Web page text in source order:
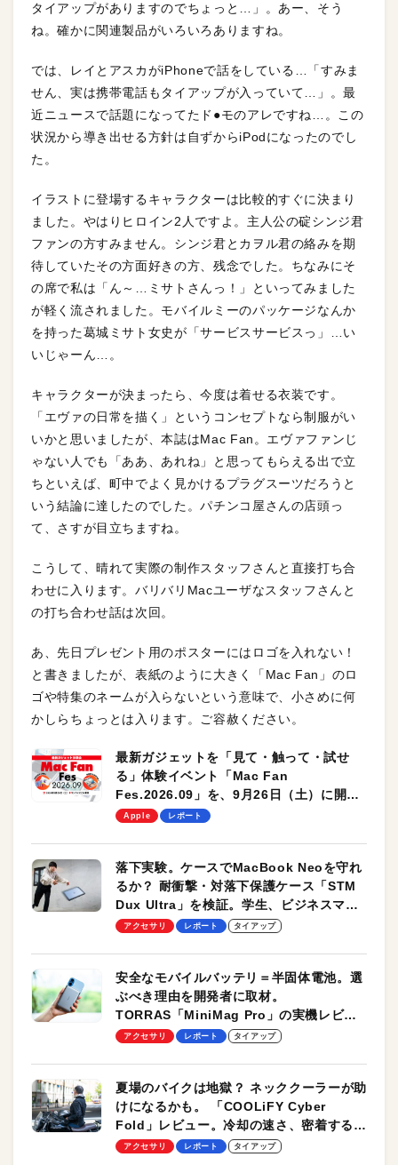
タイアップがありますのでちょっと…」。あー、そう
ね。確かに関連製品がいろいろありますね。
では、レイとアスカがiPhoneで話をしている…「すみま
せん、実は携帯電話もタイアップが入っていて…」。最
近ニュースで話題になってたド●モのアレですね…。この
状況から導き出せる方針は自ずからiPodになったのでし
た。
イラストに登場するキャラクターは比較的すぐに決まり
ました。やはりヒロイン2人ですよ。主人公の碇シンジ君
ファンの方すみません。シンジ君とカヲル君の絡みを期
待していたその方面好きの方、残念でした。ちなみにそ
の席で私は「ん～…ミサトさんっ！」といってみました
が軽く流されました。モバイルミーのパッケージなんか
を持った葛城ミサト女史が「サービスサービスっ」…い
いじゃーん…。
キャラクターが決まったら、今度は着せる衣装です。
「エヴァの日常を描く」というコンセプトなら制服がい
いかと思いましたが、本誌はMac Fan。エヴァファンじ
ゃない人でも「ああ、あれね」と思ってもらえる出で立
ちといえば、町中でよく見かけるプラグスーツだろうと
いう結論に達したのでした。パチンコ屋さんの店頭っ
て、さすが目立ちますね。
こうして、晴れて実際の制作スタッフさんと直接打ち合
わせに入ります。バリバリMacユーザなスタッフさんと
の打ち合わせ話は次回。
あ、先日プレゼント用のポスターにはロゴを入れない！
と書きましたが、表紙のように大きく「Mac Fan」のロ
ゴや特集のネームが入らないという意味で、小さめに何
かしらちょっとは入ります。ご容赦ください。
最新ガジェットを「見て・触って・試せ
る」体験イベント「Mac Fan
Fes.2026.09」を、9月26日（土）に開催
します！
Apple レポート
落下実験。ケースでMacBook Neoを守れ
るか？ 耐衝撃・対落下保護ケース「STM
Dux Ultra」を検証。学生、ビジネスマン
のモバイルユースに最適！
アクセサリ レポート タイアップ
安全なモバイルバッテリ＝半固体電池。選
ぶべき理由を開発者に取材。
TORRAS「MiniMag Pro」の実機レビュ
ーも
アクセサリ レポート タイアップ
夏場のバイクは地獄？ ネッククーラーが助
けになるかも。 「COOLiFY Cyber
Fold」レビュー。冷却の速さ、密着する冷
却プレート、シンプルな操作性がグッド！
アクセサリ レポート タイアップ